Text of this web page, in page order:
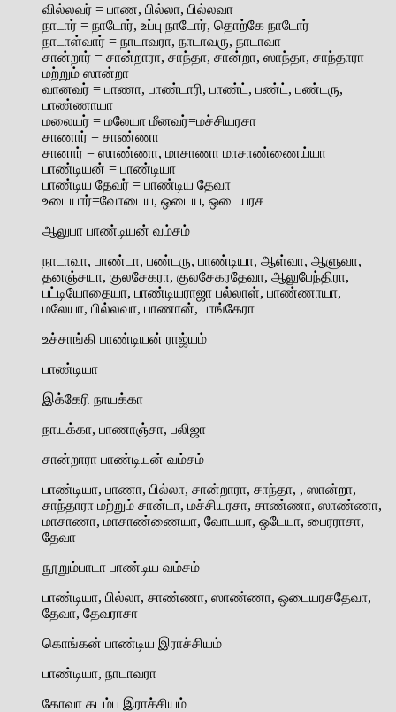
வில்லவர் = பாண, பில்லா, பில்லவா
நாடார் = நாடோர், உப்பு நாடோர், தொற்கே நாடோர்
நாடாள்வார் = நாடாவரா, நாடாவரு, நாடாவா
சான்றார் = சான்றாரா, சாந்தா, சான்றா, ஸாந்தா, சாந்தாரா
மற்றும் ஸான்றா
வானவர் = பாணா, பாண்டாரி, பாண்ட், பண்ட், பண்டரு,
பாண்ணாயா
மலையர் = மலேயா மீனவர்=மச்சியரசா
சாணார் = சாண்ணா
சானார் = ஸாண்ணா, மாசாணா மாசாண்ணைய்யா
பாண்டியன் = பாண்டியா
பாண்டிய தேவர் = பாண்டிய தேவா
உடையார்=வோடைய, ஒடைய, ஒடையரச
ஆலுபா பாண்டியன் வம்சம்
நாடாவா, பாண்டா, பண்டரு, பாண்டியா, ஆள்வா, ஆளுவா,
தனஞ்சயா, குலசேகரா, குலசேகரதேவா, ஆலுபேந்திரா,
பட்டியோதையா, பாண்டியராஜா பல்லாள், பாண்ணாயா,
மலேயா, பில்லவா, பாணான், பாங்கேரா
உச்சாங்கி பாண்டியன் ராஜ்யம்
பாண்டியா
இக்கேரி நாயக்கா
நாயக்கா, பாணாஞ்சா, பலிஜா
சான்றாரா பாண்டியன் வம்சம்
பாண்டியா, பாணா, பில்லா, சான்றாரா, சாந்தா, , ஸான்றா,
சாந்தாரா மற்றும் சான்டா, மச்சியரசா, சாண்ணா, ஸாண்ணா,
மாசாணா, மாசாண்ணையா, வோடயா, ஒடேயா, பைரராசா,
தேவா
நூறும்பாடா பாண்டிய வம்சம்
பாண்டியா, பில்லா, சாண்ணா, ஸாண்ணா, ஒடையரசதேவா,
தேவா, தேவராசா
கொங்கன் பாண்டிய இராச்சியம்
பாண்டியா, நாடாவரா
கோவா கடம்ப இராச்சியம்